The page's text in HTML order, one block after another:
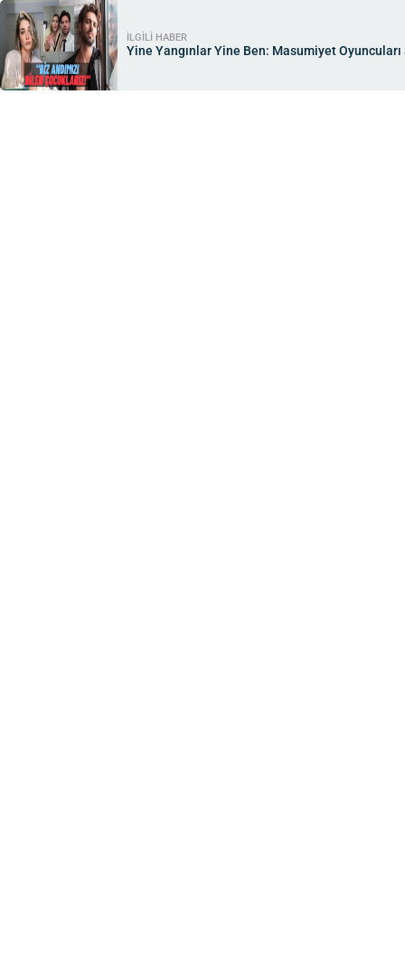
İLGİLİ HABER
Yine Yangınlar Yine Ben: Masumiyet